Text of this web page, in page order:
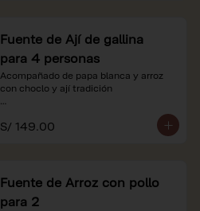
Fuente de Ají de gallina
para 4 personas
Acompañado de papa blanca y arroz
con choclo y ají tradición
*Nuestros precios están expresados en
soles e incluyen impuestos de ley y
S/ 149.00
Fuente de Arroz con pollo
para 2